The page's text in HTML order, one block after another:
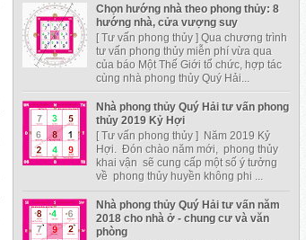
Chọn hướng nhà theo phong thủy: 8
hướng nhà, cửa vượng suy
[ Tư vấn phong thủy ] Qua chương trình
tư vấn phong thủy miễn phí vừa qua
của báo Một Thế Giới tổ chức, hợp tác
cùng nhà phong thủy Quý Hải...
Nhà phong thủy Quý Hải tư vấn phong
thủy 2019 Kỷ Hợi
[ Tư vấn phong thủy ] Năm 2019 Kỷ
Hợi. Đón chào năm mới, phong thủy
khai vận sẽ cung cấp một số ý tưởng
về phong thủy huyền không phi ...
Nhà phong thủy Quý Hải tư vấn năm
2018 cho nhà ở - chung cư và văn
phòng